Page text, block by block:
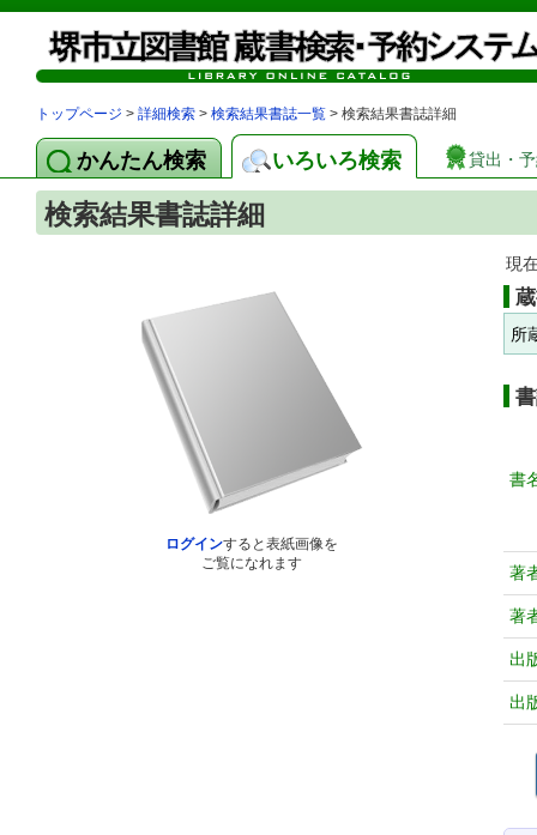
トップページ > 詳細検索 > 検索結果書誌一覧 > 検索結果書誌詳細
かんたん検索 いろいろ検索 貸出・
検索結果書誌詳細
ログインすると表紙画像を
ご覧になれます
現
所
書
著
著
出
出